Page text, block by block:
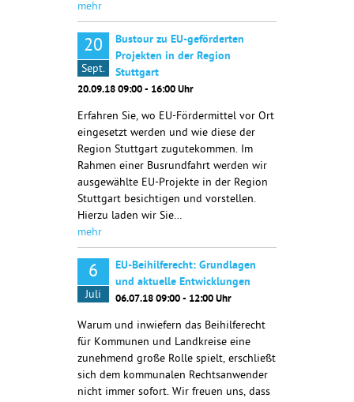
mehr
20
Sept.
Bustour zu EU-geförderten
Projekten in der Region
Stuttgart
20.09.18 09:00 - 16:00 Uhr
Erfahren Sie, wo EU-Fördermittel vor Ort
eingesetzt werden und wie diese der
Region Stuttgart zugutekommen. Im
Rahmen einer Busrundfahrt werden wir
ausgewählte EU-Projekte in der Region
Stuttgart besichtigen und vorstellen.
Hierzu laden wir Sie…
mehr
6
Juli
EU-Beihilferecht: Grundlagen
und aktuelle Entwicklungen
06.07.18 09:00 - 12:00 Uhr
Warum und inwiefern das Beihilferecht
für Kommunen und Landkreise eine
zunehmend große Rolle spielt, erschließt
sich dem kommunalen Rechtsanwender
nicht immer sofort. Wir freuen uns, dass